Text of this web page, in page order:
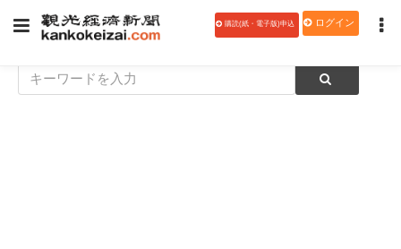
購読(紙・電子版)申込 ログイン